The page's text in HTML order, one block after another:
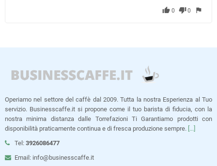
thumb_up 0 thumb_down0 flag
Operiamo nel settore del caffè dal 2009. Tutta la nostra Esperienza al Tuo
servizio. Businesscaffe.it si propone come il tuo barista di fiducia, con la
nostra minima distanza dalle Torrefazioni Ti Garantiamo prodotti con
disponibilità praticamente continua e di fresca produzione sempre. [...]
Tel: 3926086477
Email: info@businesscaffe.it